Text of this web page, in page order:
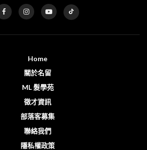
Home
關於名留
ML 髮學苑
徵才資訊
部落客募集
聯絡我們
隱私權政策